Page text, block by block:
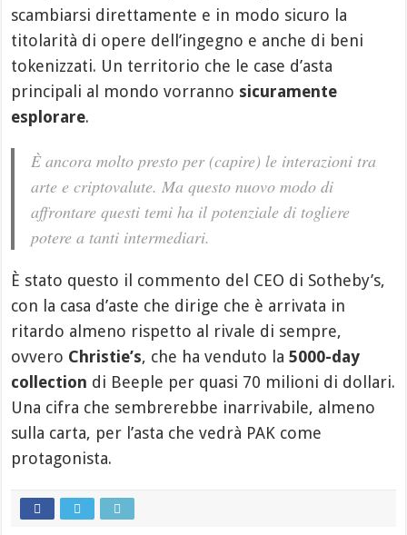
scambiarsi direttamente e in modo sicuro la
titolarità di opere dell’ingegno e anche di beni
tokenizzati. Un territorio che le case d’asta
principali al mondo vorranno sicuramente
esplorare.
È ancora molto presto per (capire) le interazioni tra
arte e criptovalute. Ma questo nuovo modo di
affrontare questi temi ha il potenziale di togliere
potere a tanti intermediari.
È stato questo il commento del CEO di Sotheby’s,
con la casa d’aste che dirige che è arrivata in
ritardo almeno rispetto al rivale di sempre,
ovvero Christie’s, che ha venduto la5000-day
collection di Beeple per quasi 70 milioni di dollari.
Una cifra che sembrerebbe inarrivabile, almeno
sulla carta, per l’asta che vedrà PAK come
protagonista.